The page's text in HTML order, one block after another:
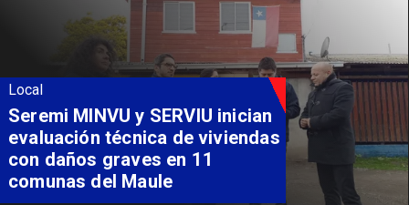
Local
Fondo Orasmi entrega apoyo a
familia de Romeral para
costear alimentación
especializada de niño con
Síndrome de Intestino Corto